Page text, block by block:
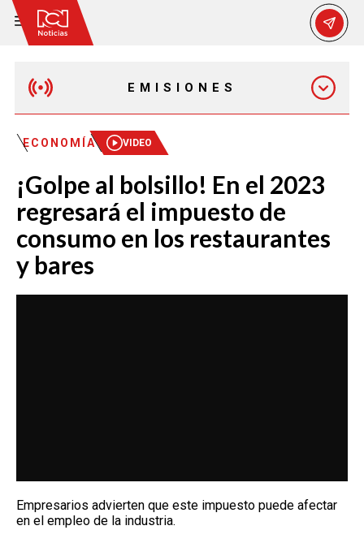
EMISIONES
MAÑANA EXPRESS
EMISIÓN 12:30 PM
EMISIÓN 7:00 PM
EMISIÓN 11:30 PM
ECONOMÍA VIDEO
¡Golpe al bolsillo! En el 2023
regresará el impuesto de
consumo en los restaurantes
y bares
Empresarios advierten que este impuesto puede afectar
en el empleo de la industria.